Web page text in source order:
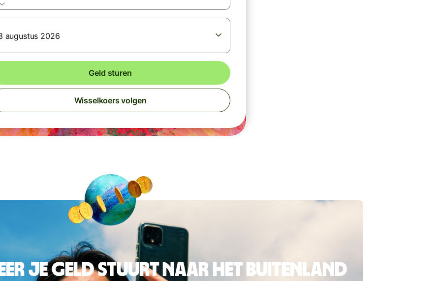
augustus 2026
Geld sturen
Wisselkoers volgen
je geld stuurt naar het buitenland